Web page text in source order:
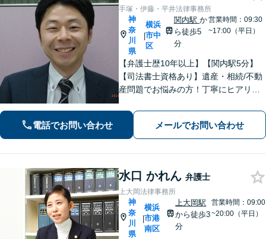
手塚・伊藤・平井法律事務所
神
奈
川
県
|
横浜
市中
区
関内駅 か
ら徒歩5
分
営業時間：09:30
~17:00（平日）
【弁護士歴10年以上】【関内駅5分】
【司法書士資格あり】遺産・相続/不動
産問題でお悩みの方！丁寧にヒアリン
【関内駅徒歩5分】【初回面談無料】
【夜間/休日対応可能】
電話でお問い合わせ メールでお問い合わせ
水口 かれん 弁護士
上大岡法律事務所
神
奈
川
県
|
横浜
市港
南区
上大岡駅
から徒歩3
分
営業時間：09:00
~20:00（平日）